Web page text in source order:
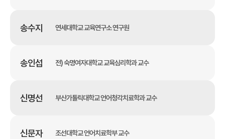
송수지 연세대학교 교육연구소 연구원
송인섭 전) 숙명여자대학교 교육심리학과 교수
신명선 부산가톨릭대학교 언어청각치료학과 교수
신문자 조선대학교 언어치료학부 교수